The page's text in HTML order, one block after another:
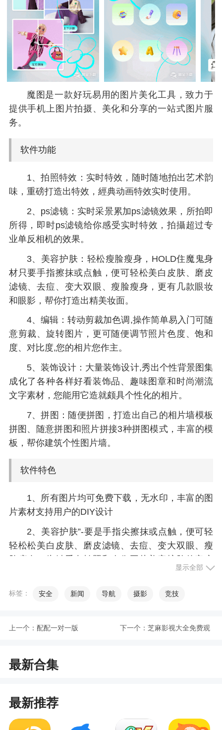
魔图是一款好玩易用的图片美化工具，致力于
提供手机上图片拍摄、美化和分享的一站式图片服
务。
软件功能
1、拍照特效：实时特效，随时随地拍出艺术韵
味，重磅打造出特效，經典动画特效实时使用。
2、ps滤镜：实时采景累加ps滤镜效果，所拍即
所得，即时ps滤镜给你感受实时特效，拍攝超过专
业单反相机的效果。
3、美容护肤：轻松瘦脸瘦身，HOLD住魔鬼身
材只要手指擦抹或点触，便可轻松美白皮肤、磨皮
滤镜、去痘、变大双眼、瘦脸瘦身，更有几款眼妆
和眼影，帮你打造出精美妆面。
4、编辑：转动剪裁加色调,操作简单易入门可随
意剪裁、旋转图片，更可随便调节照片色度、饱和
度、对比度,您的相片您作主。
5、装饰设计：大量装饰设计,秀出个性背景图集
成化了各种各样好看装饰品、趣味图章和时尚潮流
文字素材，您能用它造就颇具个性化的相片。
7、拼图：随便拼图，打造出自己的相片墙模板
拼图、随意拼图和照片拼接3种拼图模式，丰富的模
板，帮你建筑个性图片墙。
软件特色
1、所有图片均可免费下载，无水印，丰富的图
片素材支持用户的DIY设计
2、美容护肤”-要是手指尖擦抹或点触，便可轻
轻松松美白皮肤、磨皮滤镜、去痘、变大双眼、瘦
3、具有爱爱图像高清放大功能，操作方法简
4、特效相机：实时特效相机，随时拍出艺术范
小编评价
1、里面的功能十分的强大又全面，用户可以轻
松来打造出完美影像。并且这里的图片编辑操作也
是很简单的，保证每一位用户都可以轻松进行上
显示全部
标签： 安全 新闻 导航 摄影 竞技
上一个： 配配一对一版 下一个： 芝麻影视大全免费观
最新合集
最新推荐